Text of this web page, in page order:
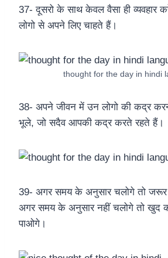
37- दूसरो के साथ केवल वैसा ही व्यवहार
लोगो से अपने लिए चाहते हैं।
thought for the day in hindi
38- अपने जीवन में उन लोगो की कद्र
भूले, जो सदैव आपकी कद्र करते रहते हैं।
39- अगर समय के अनुसार चलोगे तो
अगर समय के अनुसार नहीं चलोगे तो खुद
पाओगे।